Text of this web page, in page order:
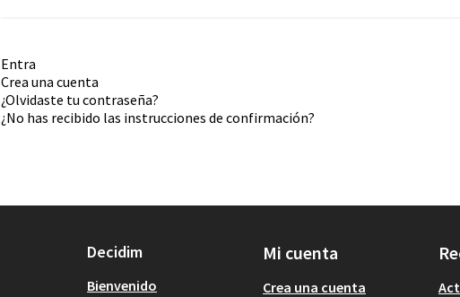
Entra
Crea una cuenta
¿Olvidaste tu contraseña?
¿No has recibido las instrucciones de confirmación?
Decidim
Bienvenido
Mi cuenta
Crea una cuenta